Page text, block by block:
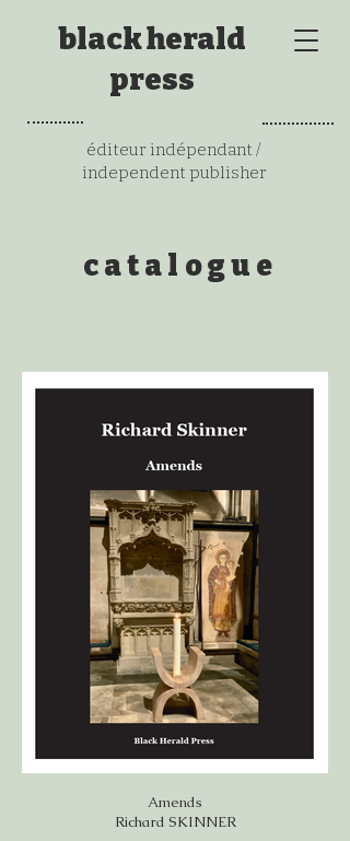
black herald
press
éditeur indépendant /
independent publisher
catalogue
Amends
Richard SKINNER